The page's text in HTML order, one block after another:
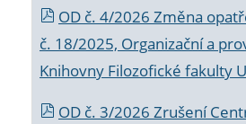
OD č. 4/2026 Změna
č. 18/2025, Organizační a
Knihovny Filozofické fakulty
OD č. 3/2026 Zrušení